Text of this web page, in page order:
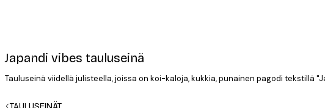
Japandi vibes tauluseinä
Tauluseinä viidellä julisteella, joissa on koi-kaloja, kukkia, punainen pagodi tekstillä